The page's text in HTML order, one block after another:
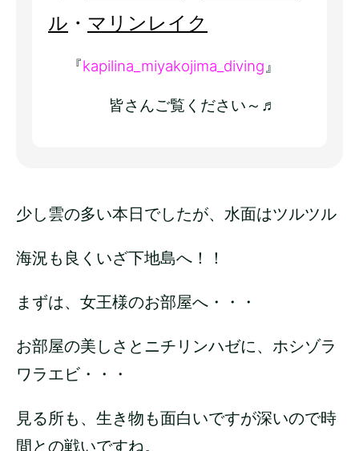
ル ・ マリンレイク
『kapilina_miyakojima_diving』
皆さんご覧ください～♬
少し雲の多い本日でしたが、水面はツルツル
海況も良くいざ下地島へ！！
まずは、女王様のお部屋へ・・・
お部屋の美しさとニチリンハゼに、ホシゾラ
ワラエビ・・・
見る所も、生き物も面白いですが深いので時
間との戦いですね。